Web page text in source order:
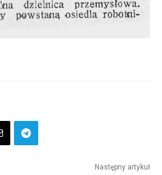
Następny artykuł